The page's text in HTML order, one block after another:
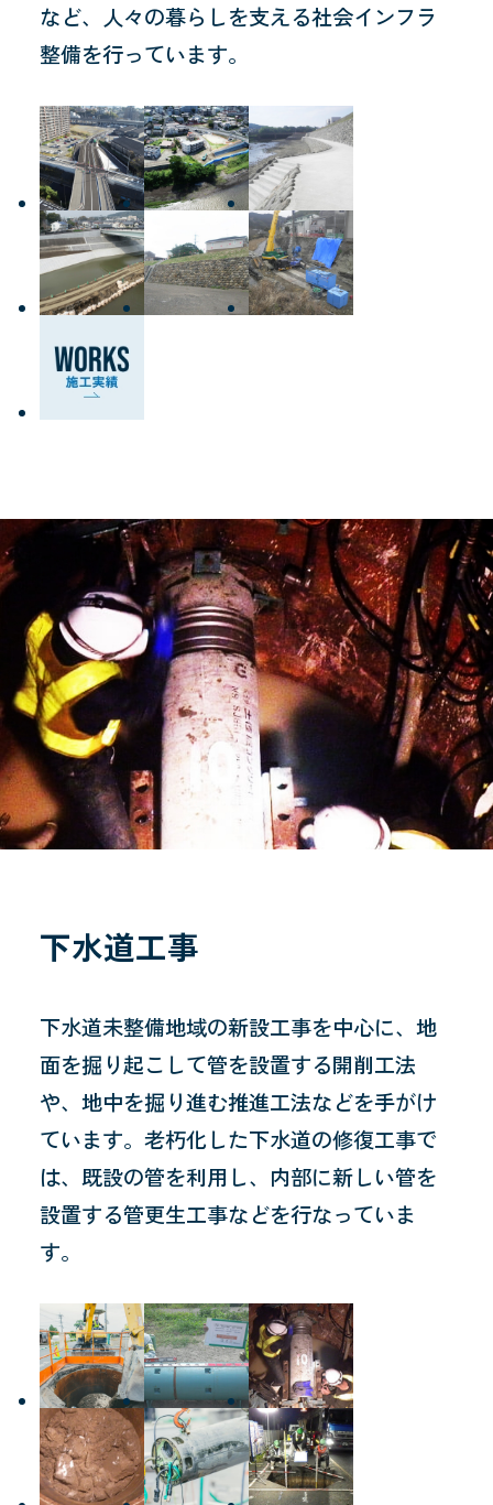
など、人々の暮らしを支える社会インフラ
整備を行っています。
下水道工事
下水道未整備地域の新設工事を中心に、地
面を掘り起こして管を設置する開削工法
や、地中を掘り進む推進工法などを手がけ
ています。老朽化した下水道の修復工事で
は、既設の管を利用し、内部に新しい管を
設置する管更生工事などを行なっていま
す。